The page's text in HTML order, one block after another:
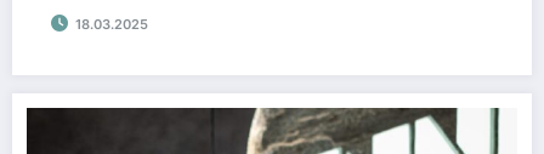
18.03.2025